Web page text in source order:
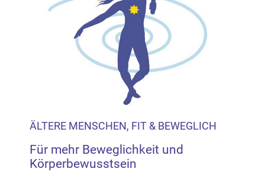
ÄLTERE MENSCHEN, FIT & BEWEGLICH
Für mehr Beweglichkeit und
Körperbewusstsein